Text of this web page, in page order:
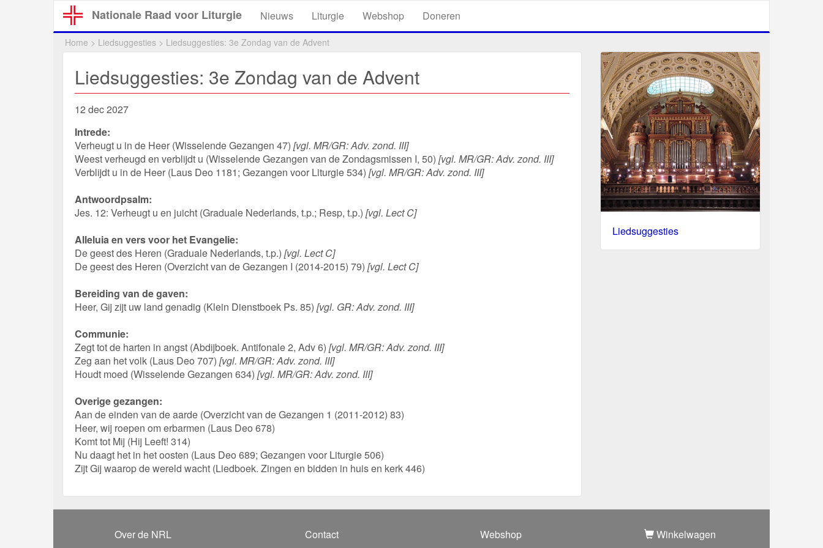
Nationale Raad voor Liturgie Nieuws Liturgie Webshop Doneren
Home > Liedsuggesties > Liedsuggesties: 3e Zondag van de Advent
Liedsuggesties: 3e Zondag van de Advent
12 dec 2027
Intrede:
Verheugt u in de Heer (Wisselende Gezangen 47) [vgl. MR/GR: Adv. zond. III]
Weest verheugd en verblijdt u (Wisselende Gezangen van de Zondagsmissen I, 50) [vgl. MR/GR: Adv. zond. III]
Verblijdt u in de Heer (Laus Deo 1181; Gezangen voor Liturgie 534) [vgl. MR/GR: Adv. zond. III]
Antwoordpsalm:
Jes. 12: Verheugt u en juicht (Graduale Nederlands, t.p.; Resp, t.p.) [vgl. Lect C]
Alleluia en vers voor het Evangelie:
De geest des Heren (Graduale Nederlands, t.p.) [vgl. Lect C]
De geest des Heren (Overzicht van de Gezangen I (2014-2015) 79) [vgl. Lect C]
Bereiding van de gaven:
Heer, Gij zijt uw land genadig (Klein Dienstboek Ps. 85) [vgl. GR: Adv. zond. III]
Communie:
Zegt tot de harten in angst (Abdijboek. Antifonale 2, Adv 6) [vgl. MR/GR: Adv. zond. III]
Zeg aan het volk (Laus Deo 707) [vgl. MR/GR: Adv. zond. III]
Houdt moed (Wisselende Gezangen 634) [vgl. MR/GR: Adv. zond. III]
Overige gezangen:
Aan de einden van de aarde (Overzicht van de Gezangen 1 (2011-2012) 83)
Heer, wij roepen om erbarmen (Laus Deo 678)
Komt tot Mij (Hij Leeft! 314)
Nu daagt het in het oosten (Laus Deo 689; Gezangen voor Liturgie 506)
Zijt Gij waarop de wereld wacht (Liedboek. Zingen en bidden in huis en kerk 446)
Liedsuggesties
Over de NRL Contact Webshop Winkelwagen